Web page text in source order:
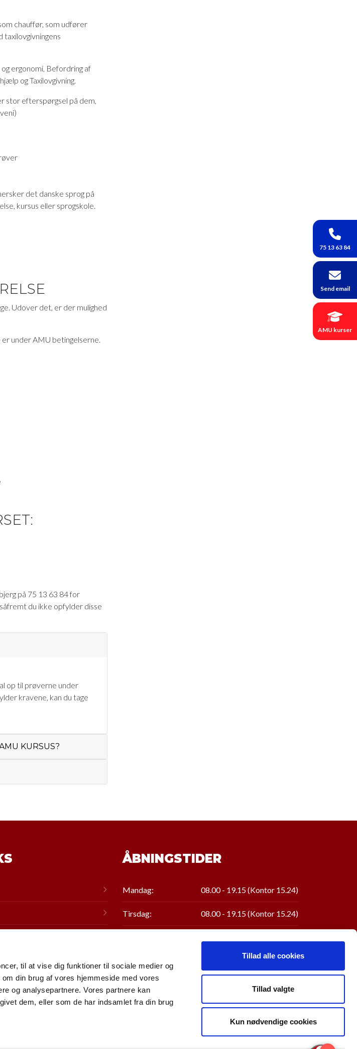
til at vise dig funktioner til sociale medier og
din brug af vores hjemmeside med vores
og analysepartnere. Vores partnere kan
dem, eller som de har indsamlet fra din brug
Tillad alle cookies
Tillad valgte
Kun nødvendige cookies
chauffør, som udfører
ergonomi, Befordring af
og Taxilovgivning.
stor efterspørgsel på dem,
det danske sprog på
kursus eller sprogskole.
Udover det, er der mulighed
under AMU betingelserne.
på 75 13 63 84 for
du ikke opfylder disse
op til prøverne under
kravene, kan du tage
KURSUS?
ÅBNINGSTIDER
Mandag: 08.00 - 19.15 (Kontor 15.24)
Tirsdag: 08.00 - 19.15(Kontor 15.24)
Torsdag: 08.00 - 19.15(Kontor 15.24)
08.00 - 15.24
Lørdag: Lukket
75 13 63 84
Send email
AMU kurser